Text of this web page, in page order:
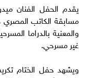
يقدم الحفل الفنان
مسابقة الكاتب المصري
والمعنية بالدراما
غير مسرحي.
ويشهد حفل الختام